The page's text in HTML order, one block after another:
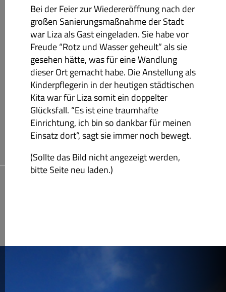
Bei der Feier zur Wiedereröffnung nach der
großen Sanierungsmaßnahme der Stadt
war Liza als Gast eingeladen. Sie habe vor
Freude “Rotz und Wasser geheult” als sie
gesehen hätte, was für eine Wandlung
dieser Ort gemacht habe. Die Anstellung als
Kinderpflegerin in der heutigen städtischen
Kita war für Liza somit ein doppelter
Glücksfall. “Es ist eine traumhafte
Einrichtung, ich bin so dankbar für meinen
Einsatz dort”, sagt sie immer noch bewegt.
(Sollte das Bild nicht angezeigt werden,
bitte Seite neu laden.)